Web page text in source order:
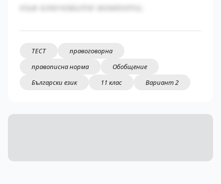
към ключовите моменти.
ТЕСТ
правоговорна
правописна норма
Обобщение
Български език
11 клас Вариант 2